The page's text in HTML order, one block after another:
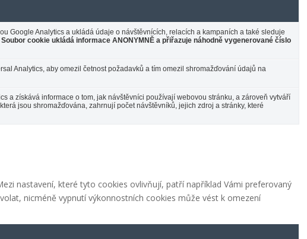
Google Analytics a ukládá údaje o návštěvnících, relacích a kampaních a také sleduje
Soubor cookie ukládá informace ANONYMNĚ a přiřazuje náhodně vygenerované číslo
Analytics, aby omezil četnost požadavků a tím omezil shromažďování údajů na
a získává informace o tom, jak návštěvníci používají webovou stránku, a zároveň vytváří
jsou shromažďována, zahrnují počet návštěvníků, jejich zdroj a stránky, které
nastavení, které tyto cookies ovlivňují, patří například Vámi preferovaný
nicméně vypnutí výkonnostních cookies může vést k omezení